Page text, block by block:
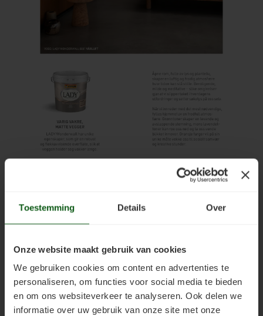
Toestemming Details Over
Onze website maakt gebruik van cookies
We gebruiken cookies om content en advertenties te
personaliseren, om functies voor social media te bieden
en om ons websiteverkeer te analyseren. Ook delen we
informatie over uw gebruik van onze site met onze